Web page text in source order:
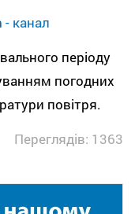
- канал
періоду
погодних
повітря.
Переглядів: 1363